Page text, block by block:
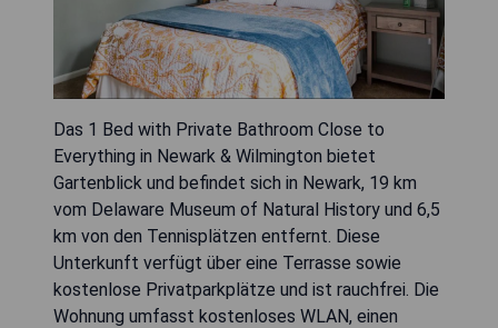
Das 1 Bed with Private Bathroom Close to
Everything in Newark & Wilmington bietet
Gartenblick und befindet sich in Newark, 19 km
vom Delaware Museum of Natural History und 6,5
km von den Tennisplätzen entfernt. Diese
Unterkunft verfügt über eine Terrasse sowie
kostenlose Privatparkplätze und ist rauchfrei. Die
Wohnung umfasst kostenloses WLAN, einen